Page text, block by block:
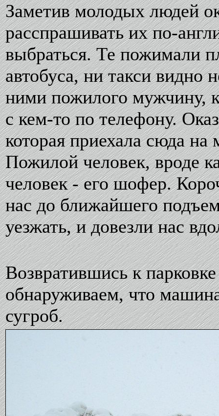
Заметив молодых людей
расспрашивать их по-
выбраться. Те пожимали
автобуса, ни такси видно
ними пожилого мужчину,
с кем-то по телефону.
которая приехала сюда
Пожилой человек, вроде
человек - его шофер.
нас до ближайшего
уезжать, и довезли нас
Возвратившись к
обнаруживаем, что
сугроб.